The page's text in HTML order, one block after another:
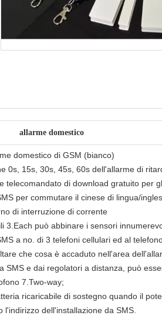
allarme domestico
domestico di GSM (bianco)
0s, 15s, 30s, 45s, 60s dell'allarme di
telecomandato di download gratuito per
per commutare il cinese di lingua/
di interruzione di corrente
3.Each può abbinare i sensori
a no. di 3 telefoni cellulari ed al
che cosa è accaduto nell'area
SMS e dai regolatori a distanza, può
7.Two-way;
ricaricabile di sostegno quando il
l'indirizzo dell'installazione da SMS.